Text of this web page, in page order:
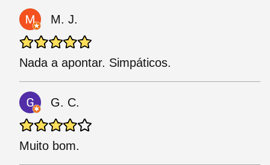
M. J.
Nada a apontar. Simpáticos.
G. C.
Muito bom.